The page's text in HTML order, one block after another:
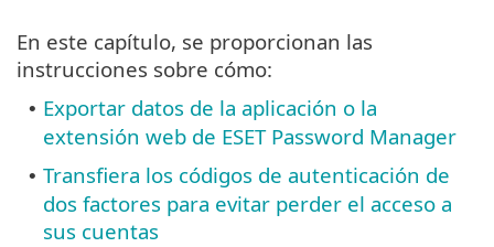
En este capítulo, se proporcionan las
instrucciones sobre cómo:
• Exportar datos de la aplicación o la
extensión web de ESET Password Manager
• Transfiera los códigos de autenticación de
dos factores para evitar perder el acceso a
sus cuentas